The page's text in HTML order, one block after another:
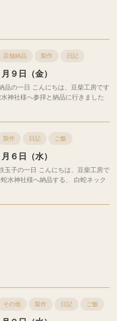
店舗納品 製作 日記
９日（金）
品の一日 こんにちは、豆柴工房です
神社様へ参拝と納品に行きました
製作 日記 ご飯
６日（水）
玉子の一日 こんにちは、豆柴工房で
水神社様へ納品する、 白蛇ネック
その他 製作 日記 ご飯